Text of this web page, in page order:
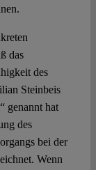
das
des
Steinbeis
genannt hat
des
bei der
Wenn